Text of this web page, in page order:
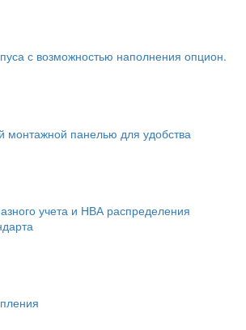
с возможностью наполнения опцион.
монтажной панелью для удобства
учета и НВА распределения